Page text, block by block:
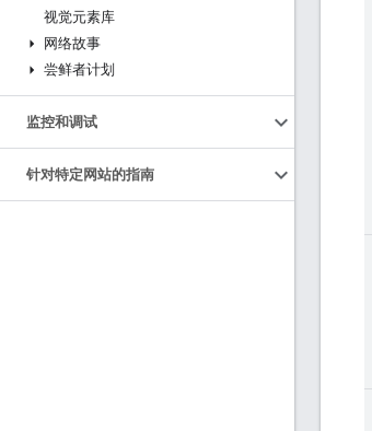
视觉元素库
网络故事
尝鲜者计划
监控和调试
针对特定网站的指南